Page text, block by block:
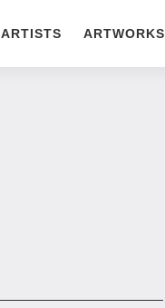
ARTISTS ARTWORKS